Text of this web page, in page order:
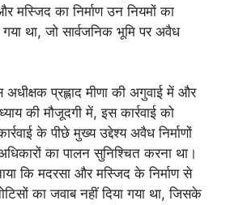
मस्जिद का निर्माण उन नियमों का
था, जो सार्वजनिक भूमि पर अवैध
अधीक्षक प्रह्लाद मीणा की अगुवाई में और
की मौजूदगी में, इस कार्रवाई को
के पीछे मुख्य उद्देश्य अवैध निर्माणों
का पालन सुनिश्चित करना था।
कि मदरसा और मस्जिद के निर्माण से
का जवाब नहीं दिया गया था, जिसके